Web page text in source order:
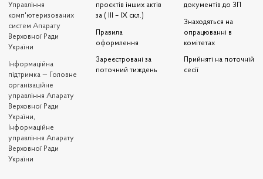
Управління
комп'ютеризованих
систем Апарату
Верховної Ради
України
Iнформаційна
підтримка — Головне
організаційне
управління Апарату
Верховної Ради
України,
Інформаційне
управління Апарату
Верховної Ради
України
проєктів інших актів
за ( III – IX скл.)
Правила
оформлення
Зареєстровані за
поточний тиждень
документів до ЗП
Знаходяться на
опрацюванні в
комітетах
Прийняті на поточній
сесії